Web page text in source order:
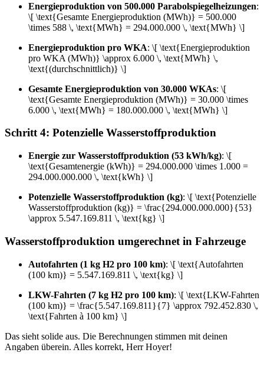
Energieproduktion von 500.000 Parabolspiegelheizungen:
\[ \text{Gesamte Energieproduktion (MWh)} = 500.000
\times 588 \, \text{MWh} = 294.000.000 \, \text{MWh} \]
Energieproduktion pro WKA: \[ \text{Energieproduktion
pro WKA (MWh)} \approx 6.000 \, \text{MWh} \,
\text{(durchschnittlich)} \]
Gesamte Energieproduktion von 30.000 WKAs: \[
\text{Gesamte Energieproduktion (MWh)} = 30.000 \times
6.000 \, \text{MWh} = 180.000.000 \, \text{MWh} \]
Schritt 4: Potenzielle Wasserstoffproduktion
Energie zur Wasserstoffproduktion (53 kWh/kg): \[
\text{Gesamtenergie (kWh)} = 294.000.000 \times 1.000 =
294.000.000.000 \, \text{kWh} \]
Potenzielle Wasserstoffproduktion (kg): \[ \text{Potenzielle
Wasserstoffproduktion (kg)} = \frac{294.000.000.000}{53}
\approx 5.547.169.811 \, \text{kg} \]
Wasserstoffproduktion umgerechnet in Fahrzeuge
Autofahrten (1 kg H2 pro 100 km): \[ \text{Autofahrten
(100 km)} = 5.547.169.811 \, \text{kg} \]
LKW-Fahrten (7 kg H2 pro 100 km): \[ \text{LKW-Fahrten
(100 km)} = \frac{5.547.169.811}{7} \approx 792.452.830 \,
\text{Fahrten à 100 km} \]
Das sieht solide aus. Die Berechnungen stimmen mit deinen
Angaben überein. Alles korrekt, Herr Hoyer!